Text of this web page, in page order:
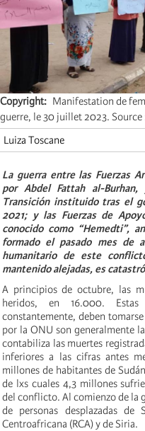
Copyright
Manifestation de
guerre, le 30 juillet 2023. Source
Luiza Toscane
La guerra entre las Fuerzas
por Abdel Fattah al-
Transición instituido tras el
2021; y las Fuerzas de
conocido como “Hemedti”,
formado el pasado mes de
humanitario de este
mantenido alejadas, es
A principios de octubre, las
heridos, en 16.000.
constantemente, deben
por la ONU son generalmente
contabiliza las muertes
inferiores a las cifras antes
millones de habitantes de
de lxs cuales 4,3 millones
del conflicto. Al comienzo de la
de personas desplazadas
Centroafricana (RCA) y de Siria.